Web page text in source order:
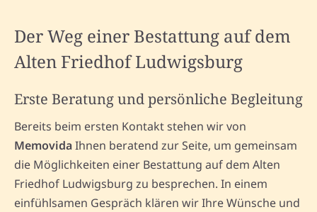
Der Weg einer Bestattung auf dem
Alten Friedhof Ludwigsburg
Erste Beratung und persönliche Begleitung
Bereits beim ersten Kontakt stehen wir von
MemovidaIhnen beratend zur Seite, um gemeinsam
die Möglichkeiten einer Bestattung auf dem Alten
Friedhof Ludwigsburg zu besprechen. In einem
einfühlsamen Gespräch klären wir Ihre Wünsche und